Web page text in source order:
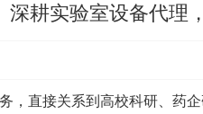
深耕实验室设备代理
，直接关系到高校科研、药